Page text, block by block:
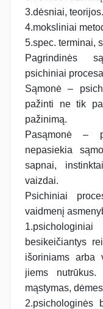
3.dėsniai, teorijos.
4.moksliniai
5.spec. terminai,
Pagrindinės
psichiniai
Sąmonė –
pažinti ne tik
pažinimą.
Pasąmonė –
nepasiekia
sapnai,
vaizdai.
Psichiniai
vaidmenį
besikeičiantys
išoriniams arba
jiems nutrūkus.
mąstymas,
2.psichologinės